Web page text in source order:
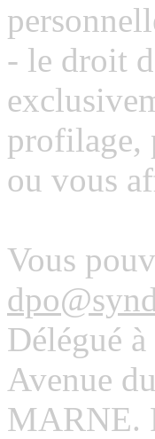
- le droit
profilage,
ou vous
Vous
Délégué
Avenue
MARNE.